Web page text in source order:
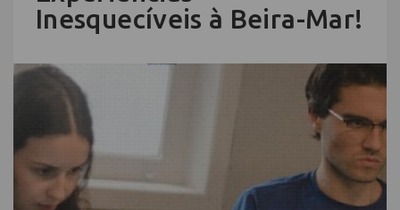
Inesquecíveis à Beira-Mar!